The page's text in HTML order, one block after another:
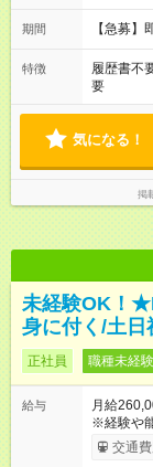
期間 【急募
特徴 履歴書不
要
気になる！
掲
未経験OK！
身に付く/土日
正社員 職種未経
給与
月給
※経験や能力、
あり 試
です。
交通